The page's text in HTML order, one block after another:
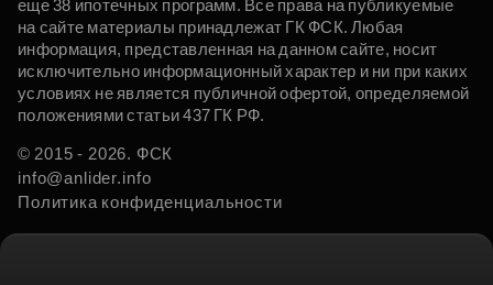
еще 38 ипотечных программ. Все права на публикуемые
на сайте материалы принадлежат ГК ФСК. Любая
информация, представленная на данном сайте, носит
исключительно информационный характер и ни при каких
условиях не является публичной офертой, определяемой
положениями статьи 437 ГК РФ.
© 2015 - 2026. ФСК
info@anlider.info
Политика конфиденциальности